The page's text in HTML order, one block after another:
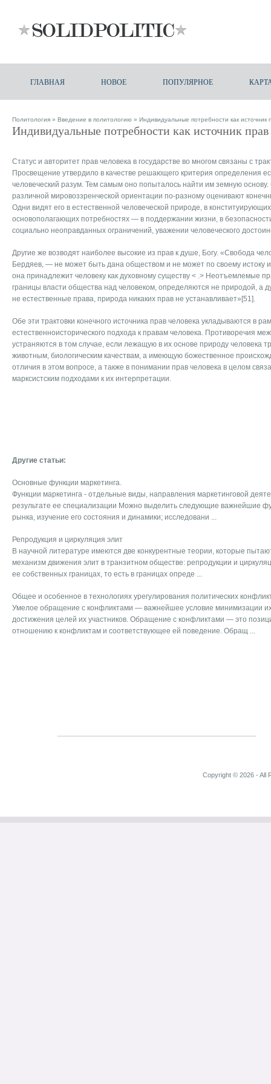
ГЛАВНАЯ НОВОЕ ПОПУЛЯРНОЕ
Политология » Введение в политологию » Индивидуальные потребности как источник
Индивидуальные потребности как источник прав
Статус и авторитет прав человека в государстве во многом связаны с
Просвещение утвердило в качестве решающего критерия определения
человеческий разум. Тем самым оно попыталось найти им земную основу.
различной мировоззренческой ориентации по-разному оценивают
Одни видят его в естественной человеческой природе, в
основополагающих потребностях — в поддержании жизни, в
социально неоправданных ограничений, уважении человеческого
Другие же возводят наиболее высокие из прав к душе, Богу. «Свобода
Бердяев, — не может быть дана обществом и не может по своему истоку
она принадлежит человеку как духовному существу < .> Неотъемлемые
границы власти общества над человеком, определяются не природой, а
не естественные права, природа никаких прав не устанавливает»[51].
Обе эти трактовки конечного источника прав человека укладываются в
естественноисторического подхода к правам человека. Противоречия
устраняются в том случае, если лежащую в их основе природу человека
животным, биологическим качествам, а имеющую божественное
отличия в этом вопросе, а также в понимании прав человека в целом
марксистским подходами к их интерпретации.
Другие статьи:
Основные функции маркетинга.
Функции маркетинга - отдельные виды, направления маркетинговой
результате ее специализации Можно выделить следующие важнейшие
рынка, изучение его состояния и динамики; исследовани ...
Репродукция и циркуляция элит
В научной литературе имеются две конкурентные теории, которые
механизм движения элит в транзитном обществе: репродукции и
ее собственных границах, то есть в границах опреде ...
Общее и особенное в технологиях урегулирования политических
Умелое обращение с конфликтами — важнейшее условие минимизации
достижения целей их участников. Обращение с конфликтами — это
отношению к конфликтам и соответствующее ей поведение. Обращ ...
Copyright © 2026 - All